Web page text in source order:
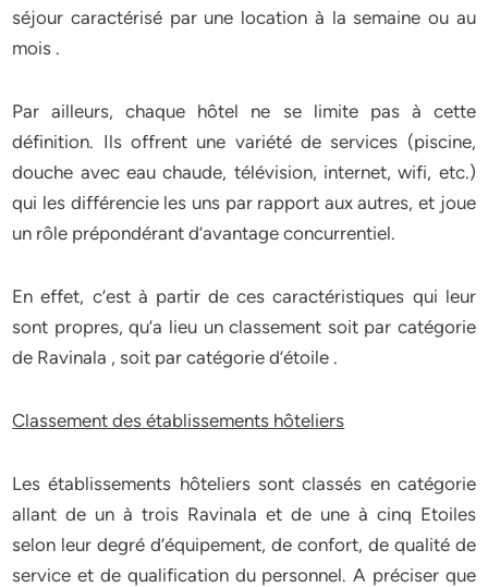
séjour caractérisé par une location à la semaine ou au
mois .
Par ailleurs, chaque hôtel ne se limite pas à cette
définition. Ils offrent une variété de services (piscine,
douche avec eau chaude, télévision, internet, wifi, etc.)
qui les différencie les uns par rapport aux autres, et joue
un rôle prépondérant d’avantage concurrentiel.
En effet, c’est à partir de ces caractéristiques qui leur
sont propres, qu’a lieu un classement soit par catégorie
de Ravinala , soit par catégorie d’étoile .
Classement des établissements hôteliers
Les établissements hôteliers sont classés en catégorie
allant de un à trois Ravinala et de une à cinq Etoiles
selon leur degré d’équipement, de confort, de qualité de
service et de qualification du personnel. A préciser que